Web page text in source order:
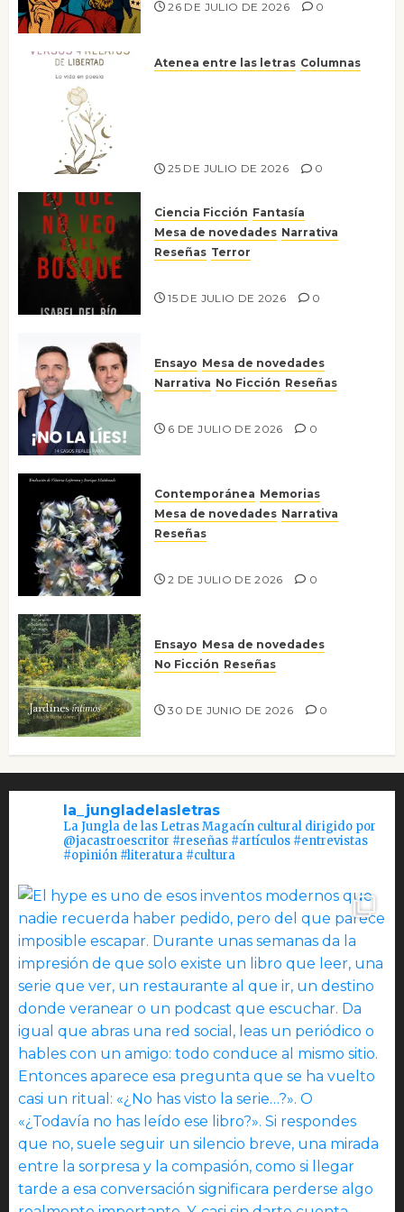
26 DE JULIO DE 2026 0
Atenea entre las letras Columnas
25 DE JULIO DE 2026 0
Ciencia Ficción Fantasía
Mesa de novedades Narrativa
Reseñas Terror
15 DE JULIO DE 2026 0
Ensayo Mesa de novedades
Narrativa No Ficción Reseñas
6 DE JULIO DE 2026 0
Contemporánea Memorias
Mesa de novedades Narrativa
Reseñas
2 DE JULIO DE 2026 0
Ensayo Mesa de novedades
No Ficción Reseñas
30 DE JUNIO DE 2026 0
la_jungladelasletras
La Jungla de las Letras Magacín cultural dirigido por
@jacastroescritor #reseñas #artículos #entrevistas
#opinión #literatura #cultura